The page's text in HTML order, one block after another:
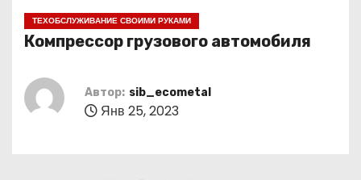
ТЕХОБСЛУЖИВАНИЕ СВОИМИ РУКАМИ
Компрессор грузового автомобиля
Автор: sib_ecometal
Янв 25, 2023